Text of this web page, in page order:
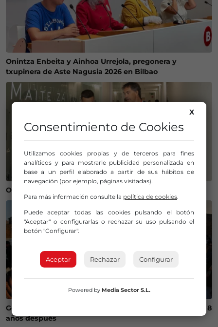
Onintza Enbeita y Ainhoa Urrejola, pregonera y
txupinera de Aste Nagusia 2026 en Bilbao
Operación salida para Andoni Gorosabel
Getxo recupera un campeonato internacional de skate 8
años después
X
Consentimiento de Cookies
Utilizamos cookies propias y de terceros para fines
analíticos y para mostrarle publicidad personalizada en
base a un perfil elaborado a partir de sus hábitos de
navegación (por ejemplo, páginas visitadas).
Para más información consulte la política de cookies.
Puede aceptar todas las cookies pulsando el botón
"Aceptar" o configurarlas o rechazar su uso pulsando el
botón "Configurar".
Aceptar Rechazar Configurar
Powered by Media Sector S.L.